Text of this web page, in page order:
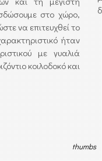
στο χώρο,
να επιτευχθεί το
ήταν
με γυαλιά
κοιλοδοκό και
thumbs